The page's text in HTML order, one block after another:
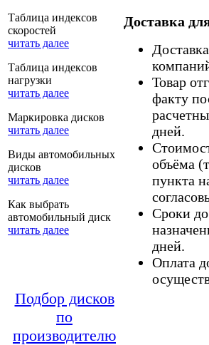
Таблица индексов
скоростей
читать далее
Таблица индексов
нагрузки
читать далее
Маркировка дисков
читать далее
Виды автомобильных
дисков
читать далее
Как выбрать
автомобильный диск
читать далее
Подбор дисков
по
производителю
Доставка
Товар
факту
дней.
объёма
пункта
Сроки
дней.
Оплата